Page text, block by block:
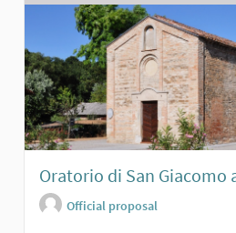
Oratorio di San Giacomo
Official proposal